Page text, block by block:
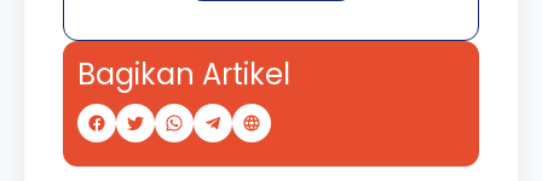
Bagikan Artikel